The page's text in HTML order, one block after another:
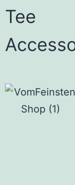
Tee